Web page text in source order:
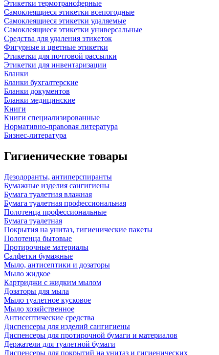
Этикетки термотрансферные
Самоклеящиеся этикетки всепогодные
Самоклеящиеся этикетки удаляемые
Самоклеящиеся этикетки универсальные
Средства для удаления этикеток
Фигурные и цветные этикетки
Этикетки для почтовой рассылки
Этикетки для инвентаризации
Бланки
Бланки бухгалтерские
Бланки документов
Бланки медицинские
Книги
Книги специализированные
Нормативно-правовая литература
Бизнес-литература
Гигиенические товары
Дезодоранты, антиперспиранты
Бумажные изделия сангигиены
Бумага туалетная влажная
Бумага туалетная профессиональная
Полотенца профессиональные
Бумага туалетная
Покрытия на унитаз, гигиенические пакеты
Полотенца бытовые
Протирочные материалы
Салфетки бумажные
Мыло, антисептики и дозаторы
Мыло жидкое
Картриджи с жидким мылом
Дозаторы для мыла
Мыло туалетное кусковое
Мыло хозяйственное
Антисептические средства
Диспенсеры для изделий сангигиены
Диспенсеры для протирочной бумаги и материалов
Держатели для туалетной бумаги
Диспенсеры для покрытий на унитаз и гигиенических